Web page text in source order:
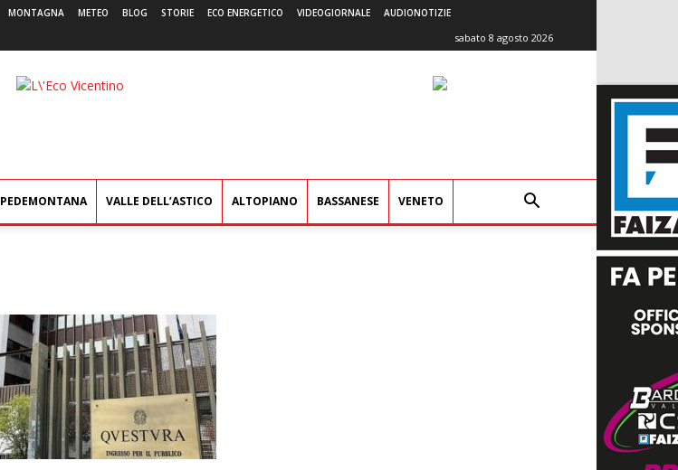
MONTAGNA METEO BLOG STORIE ECO ENERGETICO VIDEOGIORNALE AUDIONOTIZIE
sabato 8 agosto 2026
L'Eco
PEDEMONTANA VALLE DELL’ASTICO ALTOPIANO BASSANESE VENETO